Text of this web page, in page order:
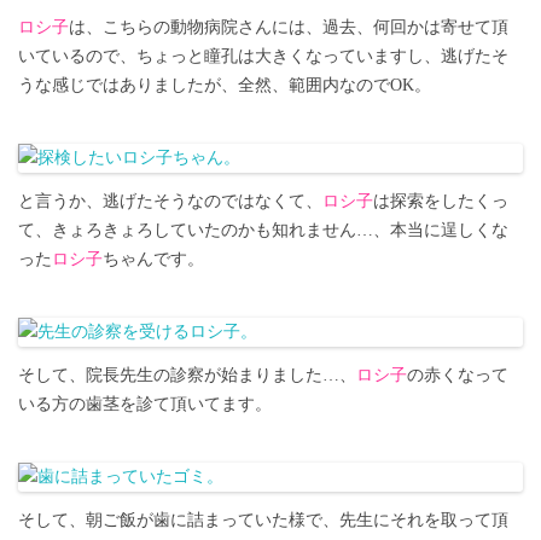
ロシ子は、こちらの動物病院さんには、過去、何回かは寄せて頂
いているので、ちょっと瞳孔は大きくなっていますし、逃げたそ
うな感じではありましたが、全然、範囲内なのでOK。
と言うか、逃げたそうなのではなくて、 ロシ子は探索をしたくっ
て、きょろきょろしていたのかも知れません…、本当に逞しくな
った ロシ子ちゃんです。
そして、院長先生の診察が始まりました…、 ロシ子の赤くなって
いる方の歯茎を診て頂いてます。
そして、朝ご飯が歯に詰まっていた様で、先生にそれを取って頂